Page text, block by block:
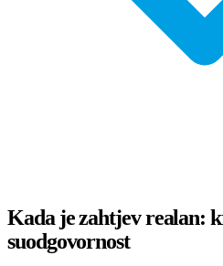
Kada je zahtjev realan:
suodgovornost